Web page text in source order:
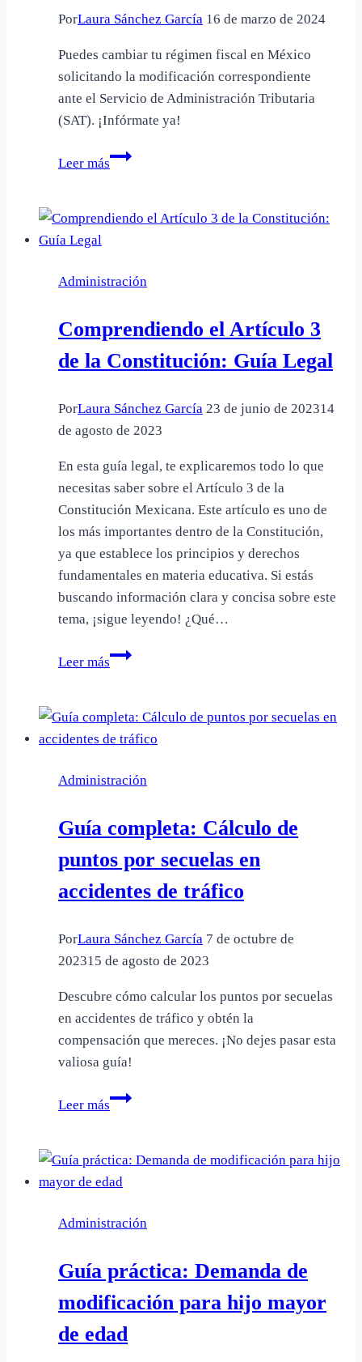
PorLaura Sánchez García 16 de marzo de 2024
Puedes cambiar tu régimen fiscal en México
solicitando la modificación correspondiente
ante el Servicio de Administración Tributaria
(SAT). ¡Infórmate ya!
Leer más
Cómo
régimen
México
Administración
Comprendiendo el Artículo 3
de la Constitución: Guía Legal
PorLaura Sánchez García 23 de junio de 202314
de agosto de 2023
En esta guía legal, te explicaremos todo lo que
necesitas saber sobre el Artículo 3 de la
Constitución Mexicana. Este artículo es uno de
los más importantes dentro de la Constitución,
ya que establece los principios y derechos
fundamentales en materia educativa. Si estás
buscando información clara y concisa sobre este
tema, ¡sigue leyendo! ¿Qué…
Leer más
Comprendiendo
3
de
Constitución:
Legal
Administración
Guía completa: Cálculo de
puntos por secuelas en
accidentes de tráfico
PorLaura Sánchez García 7 de octubre de
202315 de agosto de 2023
Descubre cómo calcular los puntos por secuelas
en accidentes de tráfico y obtén la
compensación que mereces. ¡No dejes pasar esta
valiosa guía!
Leer más
Guía
de
puntos
secuelas
accidentes
de
tráfico
Administración
Guía práctica: Demanda de
modificación para hijo mayor
de edad